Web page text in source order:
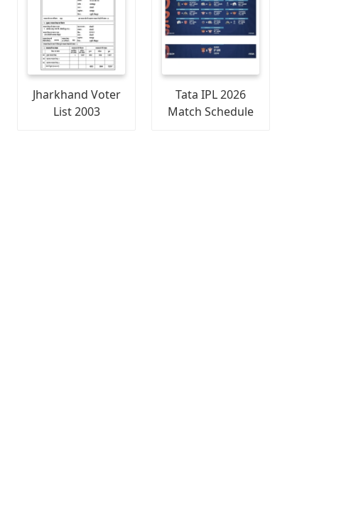
Jharkhand Voter
List 2003
Tata IPL 2026
Match Schedule